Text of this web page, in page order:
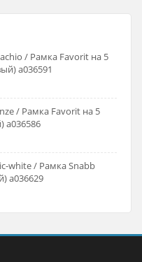
/ Рамка Favorit на 5
a036591
/ Рамка Favorit на 5
a036586
white / Рамка Snabb
a036629